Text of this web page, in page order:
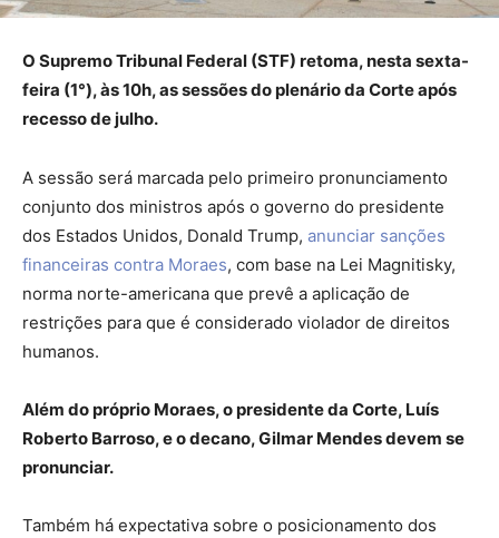
O Supremo Tribunal Federal (STF) retoma, nesta sexta-
feira (1°), às 10h, as sessões do plenário da Corte após
recesso de julho.
A sessão será marcada pelo primeiro pronunciamento
conjunto dos ministros após o governo do presidente
dos Estados Unidos, Donald Trump, anunciar sanções
financeiras contra Moraes, com base na Lei Magnitisky,
norma norte-americana que prevê a aplicação de
restrições para que é considerado violador de direitos
humanos.
Além do próprio Moraes, o presidente da Corte, Luís
Roberto Barroso, e o decano, Gilmar Mendes devem se
pronunciar.
Também há expectativa sobre o posicionamento dos